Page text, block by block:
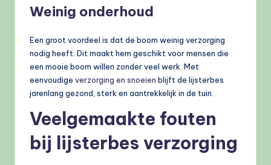
Weinig onderhoud
Een groot voordeel is dat de boom weinig verzorging
nodig heeft. Dit maakt hem geschikt voor mensen die
een mooie boom willen zonder veel werk. Met
eenvoudige verzorging en snoeien blijft de lijsterbes
jarenlang gezond, sterk en aantrekkelijk in de tuin.
Veelgemaakte fouten
bij lijsterbes verzorging